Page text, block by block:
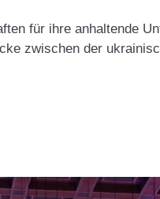
für ihre anhaltende
zwischen der